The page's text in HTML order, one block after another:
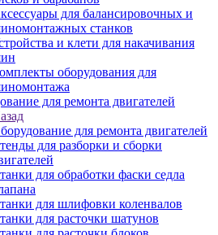
для балансировочных и
станков
и клети для накачивания
оборудования для
для ремонта двигателей
для ремонта двигателей
для разборки и сборки
для обработки фаски седла
для шлифовки коленвалов
для расточки шатунов